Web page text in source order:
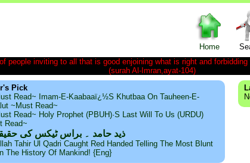
Home
people inviting to all that is good enjoining what is right and
(surah Al-Imran,ayat-104)
Pick
Read~ Imam-E-Kaabaaï¿½s Khutbaa On Tauheen-E-
~Must Read~
Read~ Holy Prophet (PBUH)·s Last Will To Us (URDU)
Read~
ذید حامد ۔ براس ٹیکس کی
Tahir Ul Qadri Caught Red Handed Telling The Most Blunt
The History Of Mankind! {Eng}